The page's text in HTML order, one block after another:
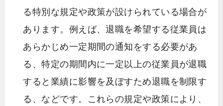
る特別な規定や政策が設けられている場合が
あります。例えば、退職を希望する従業員は
あらかじめ一定期間の通知をする必要があ
る、特定の期間内に一定以上の従業員が退職
すると業績に影響を及ぼすため退職を制限す
る、などです。これらの規定や政策により、